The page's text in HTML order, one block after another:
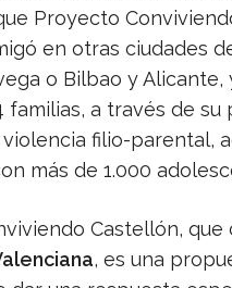
Proyecto
en otras ciudades
o Bilbao y
familias, a través de
filio-parental,
más de 1.000
Castellón,
, es una